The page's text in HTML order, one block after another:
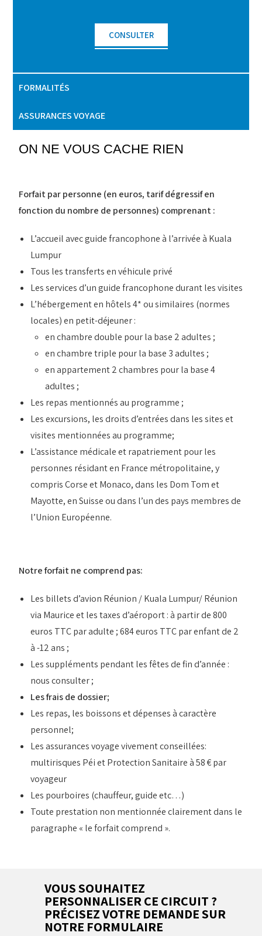
CONSULTER
FORMALITÉS
ASSURANCES VOYAGE
ON NE VOUS CACHE RIEN
Forfait par personne (en euros, tarif dégressif en
fonction du nombre de personnes) comprenant :
L’accueil avec guide francophone à l’arrivée à Kuala
Lumpur
Tous les transferts en véhicule privé
Les services d’un guide francophone durant les visites
L’hébergement en hôtels 4* ou similaires (normes
locales) en petit-déjeuner :
en chambre double pour la base 2 adultes ;
en chambre triple pour la base 3 adultes ;
en appartement 2 chambres pour la base 4
adultes ;
Les repas mentionnés au programme ;
Les excursions, les droits d’entrées dans les sites et
visites mentionnées au programme;
L’assistance médicale et rapatriement pour les
personnes résidant en France métropolitaine, y
compris Corse et Monaco, dans les Dom Tom et
Mayotte, en Suisse ou dans l’un des pays membres de
l’Union Européenne.
Notre forfait ne comprend pas:
Les billets d’avion Réunion / Kuala Lumpur/ Réunion
via Maurice et les taxes d’aéroport : à partir de 800
euros TTC par adulte ; 684 euros TTC par enfant de 2
à -12 ans ;
Les suppléments pendant les fêtes de fin d’année :
nous consulter ;
Les frais de dossier;
Les repas, les boissons et dépenses à caractère
personnel;
Les assurances voyage vivement conseillées:
multirisques Péi et Protection Sanitaire à 58 € par
voyageur
Les pourboires (chauffeur, guide etc…)
Toute prestation non mentionnée clairement dans le
paragraphe « le forfait comprend ».
VOUS SOUHAITEZ
PERSONNALISER CE CIRCUIT ?
PRÉCISEZ VOTRE DEMANDE SUR
NOTRE FORMULAIRE